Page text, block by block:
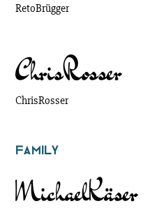
RetoBrügger
ChrisRosser
ChrisRosser
Family
MichaelKäser